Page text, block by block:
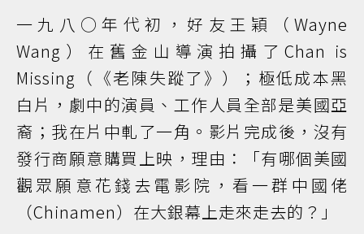
一九八○年代初，好友王穎（Wayne
Wang）在舊金山導演拍攝了Chan is
Missing（《老陳失蹤了》）；極低成本黑
白片，劇中的演員、工作人員全部是美國亞
裔；我在片中軋了一角。影片完成後，沒有
發行商願意購買上映，理由：「有哪個美國
觀眾願意花錢去電影院，看一群中國佬
（Chinamen）在大銀幕上走來走去的？」